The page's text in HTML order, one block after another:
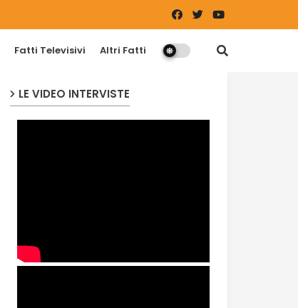
Fatti Televisivi Altri Fatti
LE VIDEO INTERVISTE